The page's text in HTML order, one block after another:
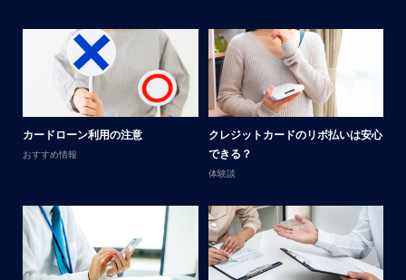
カードローン利用の注意
おすすめ情報
クレジットカードのリボ払いは安心
できる？
体験談